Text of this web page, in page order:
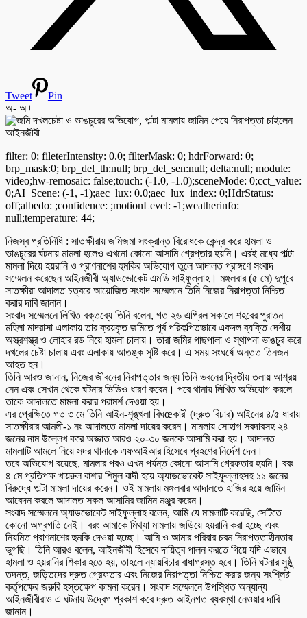
Tweet
Pin
অ- অ+
filter: 0; fileterIntensity: 0.0; filterMask: 0; hdrForward: 0;
brp_mask:0; brp_del_th:null; brp_del_sen:null; delta:null; module:
video;hw-remosaic: false;touch: (-1.0, -1.0);sceneMode: 0;cct_value:
0;AI_Scene: (-1, -1);aec_lux: 0.0;aec_lux_index: 0;HdrStatus:
off;albedo: ;confidence: ;motionLevel: -1;weatherinfo:
null;temperature: 44;
নিজস্ব প্রতিনিধি : সাতক্ষীরায় জমিজমা সংক্রান্ত বিরোধকে কেন্দ্র করে হামলা ও
ভাঙচুরের ঘটনায় মামলা হলেও এখনো কোনো আসামি গ্রেপ্তার হয়নি। এরই মধ্যে পাল্টা
মামলা দিয়ে হয়রানি ও প্রাণনাশের হুমকির অভিযোগ তুলে আদালত প্রাঙ্গণে সংবাদ
সম্মেলন করেছেন আইনজীবী অ্যাডভোকেট এমডি সাইফুল্লাহ। মঙ্গলবার (৫ মে) দুপুরে
সাতক্ষীরা আদালত চত্বরে আয়োজিত সংবাদ সম্মেলনে তিনি নিজের নিরাপত্তা নিশ্চিত
করার দাবি জানান।
সংবাদ সম্মেলনে লিখিত বক্তব্যে তিনি বলেন, গত ২৬ এপ্রিল সকালে শহরের পুরাতন
মহিলা মাদরাসা এলাকায় তার ক্রয়কৃত জমিতে পূর্ব পরিকল্পিতভাবে একদল ব্যক্তি দেশীয়
অস্ত্রশস্ত্র ও লোহার রড নিয়ে হামলা চালায়। তারা জমির গাছপালা ও স্থাপনা ভাঙচুর করে
দখলের চেষ্টা চালায় এবং এলাকায় আতঙ্ক সৃষ্টি করে। এ সময় সংঘর্ষে অন্তত তিনজন
আহত হন।
তিনি আরও জানান, নিজের জীবনের নিরাপত্তার জন্য তিনি ভবনের দ্বিতীয় তলায় আশ্রয়
নেন এবং সেখান থেকে ঘটনার ভিডিও ধারণ করেন। পরে থানায় লিখিত অভিযোগ করলে
তাকে আদালতে মামলা করার পরামর্শ দেওয়া হয়।
এর প্রেক্ষিতে গত ৩ মে তিনি আইন-শৃঙ্খলা বিঘœকারী (দ্রুত বিচার) আইনের ৪/৫ ধারায়
সাতক্ষীরার আমলী-১ নং আদালতে মামলা দায়ের করেন। মামলায় সোহাগ সরদারসহ ২৪
জনের নাম উল্লেখ করে অজ্ঞাত আরও ২০-৩০ জনকে আসামি করা হয়। আদালত
মামলাটি আমলে নিয়ে সদর থানাকে এফআইআর হিসেবে গ্রহণের নির্দেশ দেন।
তবে অভিযোগ রয়েছে, মামলার পরও এখন পর্যন্ত কোনো আসামি গ্রেফতার হয়নি। বরং
৪ মে প্রতিপক্ষ খায়রুল বাশার শিমুল বাদী হয়ে অ্যাডভোকেট সাইফুল্লাহসহ ১১ জনের
বিরুদ্ধে পাল্টা মামলা দায়ের করেন। ওই মামলায় মঙ্গলবার আদালতে হাজির হয়ে জামিন
আবেদন করলে আদালত সকল আসামির জামিন মঞ্জুর করেন।
সংবাদ সম্মেলনে অ্যাডভোকেট সাইফুল্লাহ বলেন, আমি যে মামলাটি করেছি, সেটিতে
কোনো অগ্রগতি নেই। বরং আমাকে মিথ্যা মামলায় জড়িয়ে হয়রানি করা হচ্ছে এবং
নিয়মিত প্রাণনাশের হুমকি দেওয়া হচ্ছে। আমি ও আমার পরিবার চরম নিরাপত্তাহীনতায়
ভুগছি। তিনি আরও বলেন, আইনজীবী হিসেবে দায়িত্ব পালন করতে গিয়ে যদি এভাবে
হামলা ও হয়রানির শিকার হতে হয়, তাহলে ন্যায়বিচার বাধাগ্রস্ত হবে। তিনি ঘটনার সুষ্ঠু
তদন্ত, জড়িতদের দ্রুত গ্রেফতার এবং নিজের নিরাপত্তা নিশ্চিত করার জন্য সংশ্লিষ্ট
কর্তৃপক্ষের জরুরি হস্তক্ষেপ কামনা করেন। সংবাদ সম্মেলনে উপস্থিত অন্যান্য
আইনজীবীরাও এ ঘটনায় উদ্বেগ প্রকাশ করে দ্রুত আইনগত ব্যবস্থা নেওয়ার দাবি
জানান।